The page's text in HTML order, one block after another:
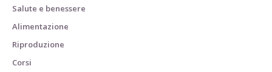
Salute e benessere
Alimentazione
Riproduzione
Corsi